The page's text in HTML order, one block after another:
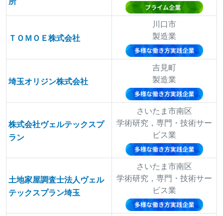
ＴＯＭＯＥ株式会社
川口市
製造業
埼玉オリジン株式会社
吉見町
製造業
株式会社ヴェルテックスプ
ラン
さいたま市南区
学術研究，専門・技術サー
ビス業
土地家屋調査士法人ヴェル
テックスプラン埼玉
さいたま市南区
学術研究，専門・技術サー
ビス業